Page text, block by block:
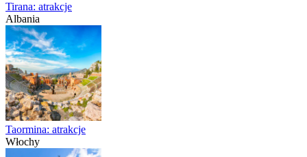
Tirana: atrakcje
Albania
Taormina: atrakcje
Włochy